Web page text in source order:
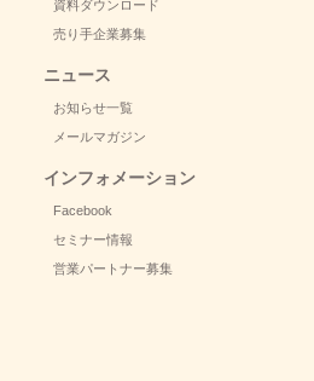
資料ダウンロード
売り手企業募集
ニュース
お知らせ一覧
メールマガジン
インフォメーション
Facebook
セミナー情報
営業パートナー募集